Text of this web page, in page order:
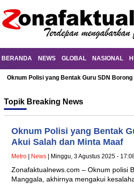
BERANDA NEWS GLOBAL NASIONAL
Oknum Polisi yang Bentak Guru SDN
Topik Breaking News
Oknum Polisi yang Bentak
Akui Salah dan Minta Maaf
Metro News | Minggu, 3 Agustus 2025 -
Zonafaktualnews.com – Oknum polisi
Manggala, akhirnya mengakui